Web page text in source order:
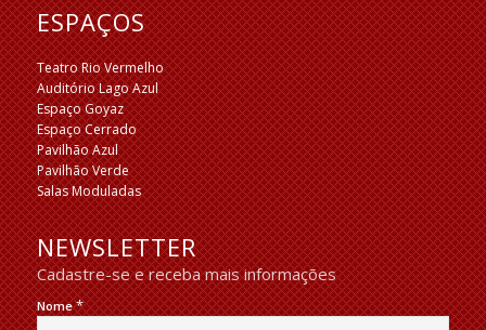
ESPAÇOS
Teatro Rio Vermelho
Auditório Lago Azul
Espaço Goyaz
Espaço Cerrado
Pavilhão Azul
Pavilhão Verde
Salas Moduladas
NEWSLETTER
Cadastre-se e receba mais informações
Nome*